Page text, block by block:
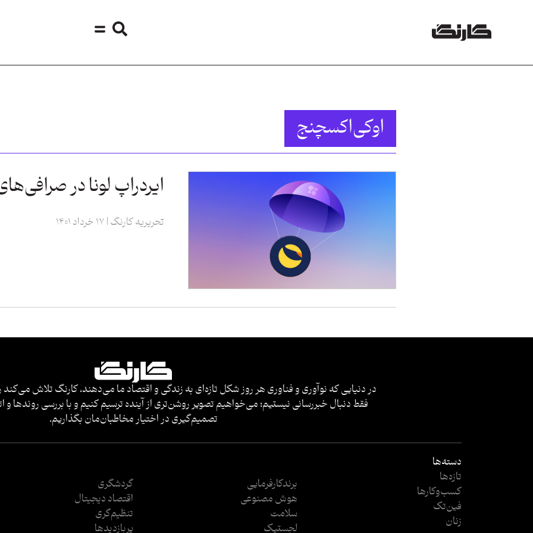
اوکی‌اکسچنج
ایردراپ لونا در
تحریریه کارنگ ۱۷ خرداد ۱۴۰۱
در دنیایی که نوآوری و فناوری هر روز شکل تازه‌ای به زندگی و اقتصاد ما می‌دهند، کارنگ تلاش می‌کند
فقط دنبال خبررسانی نیستیم؛ می‌خواهیم تصویر روشن‌تری از آینده ترسیم کنیم و با بررسی روندها و
تصمیم‌گیری در اختیار مخاطبان‌مان بگذاریم.
دسته‌ها
تازه‌ها
کسب‌وکار‌ها
فین‌تک
زنان
برندکارفرمایی
هوش مصنوعی
سلامت
لجستیک
گردشگری
اقتصاد دیجیتال
تنظیم‌گری
پربازدید‌ها